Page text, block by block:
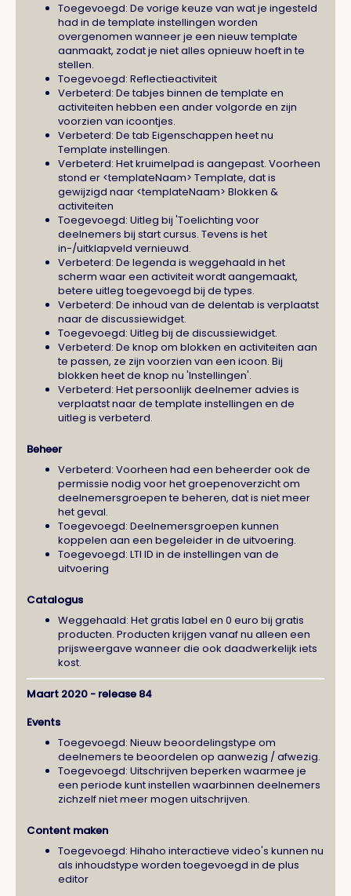
Toegevoegd: De vorige keuze van wat je ingesteld
had in de template instellingen worden
overgenomen wanneer je een nieuw template
aanmaakt, zodat je niet alles opnieuw hoeft in te
stellen.
Toegevoegd: Reflectieactiviteit
Verbeterd: De tabjes binnen de template en
activiteiten hebben een ander volgorde en zijn
voorzien van icoontjes.
Verbeterd: De tab Eigenschappen heet nu
Template instellingen.
Verbeterd: Het kruimelpad is aangepast. Voorheen
stond er <templateNaam> Template, dat is
gewijzigd naar <templateNaam> Blokken &
activiteiten
Toegevoegd: Uitleg bij 'Toelichting voor
deelnemers bij start cursus. Tevens is het
in-/uitklapveld vernieuwd.
Verbeterd: De legenda is weggehaald in het
scherm waar een activiteit wordt aangemaakt,
betere uitleg toegevoegd bij de types.
Verbeterd: De inhoud van de delentab is verplaatst
naar de discussiewidget.
Toegevoegd: Uitleg bij de discussiewidget.
Verbeterd: De knop om blokken en activiteiten aan
te passen, ze zijn voorzien van een icoon. Bij
blokken heet de knop nu 'Instellingen'.
Verbeterd: Het persoonlijk deelnemer advies is
verplaatst naar de template instellingen en de
uitleg is verbeterd.
Beheer
Verbeterd: Voorheen had een beheerder ook de
permissie nodig voor het groepenoverzicht om
deelnemersgroepen te beheren, dat is niet meer
het geval.
Toegevoegd: Deelnemersgroepen kunnen
koppelen aan een begeleider in de uitvoering.
Toegevoegd: LTI ID in de instellingen van de
uitvoering
Catalogus
Weggehaald: Het gratis label en 0 euro bij gratis
producten. Producten krijgen vanaf nu alleen een
prijsweergave wanneer die ook daadwerkelijk iets
kost.
Maart 2020 - release 84
Events
Toegevoegd: Nieuw beoordelingstype om
deelnemers te beoordelen op aanwezig / afwezig.
Toegevoegd: Uitschrijven beperken waarmee je
een periode kunt instellen waarbinnen deelnemers
zichzelf niet meer mogen uitschrijven.
Content maken
Toegevoegd: Hihaho interactieve video's kunnen nu
als inhoudstype worden toegevoegd in de plus
editor